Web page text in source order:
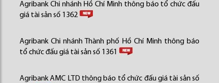
Agribank Chi nhánh Hồ Chí Minh thông báo tổ chức đấu
giá tài sản số 1362
Agribank Chi nhánh Thành phố Hồ Chí Minh thông báo
tổ chức đấu giá tài sản số 1361
Agribank AMC LTD thông báo tổ chức đấu giá tài sản số